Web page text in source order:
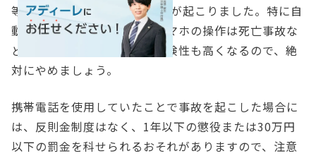
等を原因として1394件の事故が起こりました。特に自
動車を運転中の携帯電話やスマホの操作は死亡事故な
どの重大な結果につながる危険性も高くなるので、絶
対にやめましょう。
携帯電話を使用していたことで事故を起こした場合に
は、反則金制度はなく、1年以下の懲役または30万円
以下の罰金を科せられるおそれがありますので、注意